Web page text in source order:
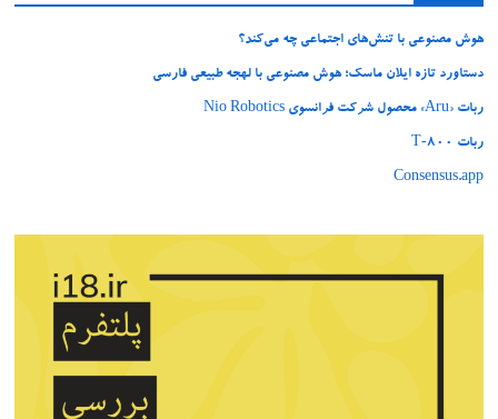
هوش مصنوعی با تنش‌های اجتماعی چه می‌کند؟
دستاورد تازه ایلان ماسک؛ هوش مصنوعی با لهجه طبیعی فارسی
ربات «Aru» محصول شرکت فرانسوی Nio Robotics
ربات T‑800
Consensus.app